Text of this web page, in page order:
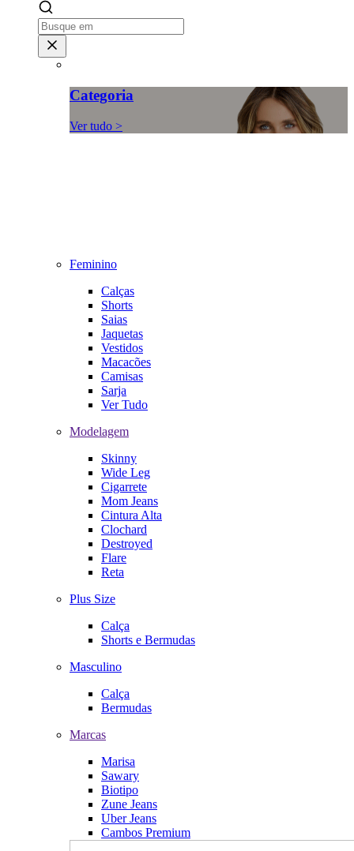
Categoria
Ver tudo >
Feminino
Calças
Shorts
Saias
Jaquetas
Vestidos
Macacões
Camisas
Sarja
Ver Tudo
Modelagem
Skinny
Wide Leg
Cigarrete
Mom Jeans
Cintura Alta
Clochard
Destroyed
Flare
Reta
Plus Size
Calça
Shorts e Bermudas
Masculino
Calça
Bermudas
Marcas
Marisa
Sawary
Biotipo
Zune Jeans
Uber Jeans
Cambos Premium